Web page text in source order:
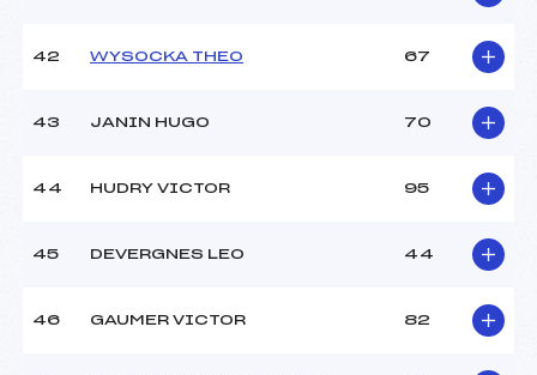
42 WYSOCKA THEO 67
43 JANIN HUGO 70
44 HUDRY VICTOR 95
45 DEVERGNES LEO 44
46 GAUMER VICTOR 82